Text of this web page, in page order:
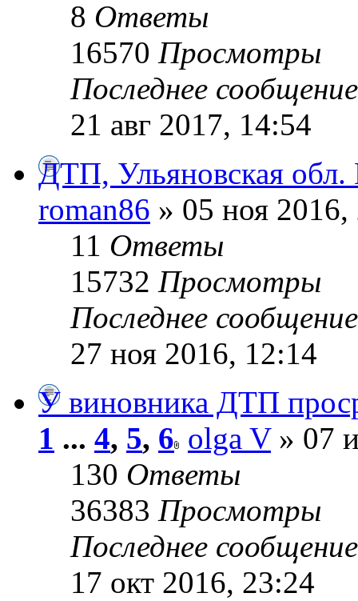
8 Ответы
16570 Просмотры
Последнее
21 авг 2017, 14:54
ДТП, Ульяновская
roman86 » 05 ноя 2016,
11 Ответы
15732 Просмотры
Последнее
27 ноя 2016, 12:14
У виновника ДТП
1 ... 4, 5, 6 olga V» 07
130 Ответы
36383 Просмотры
Последнее
17 окт 2016, 23:24